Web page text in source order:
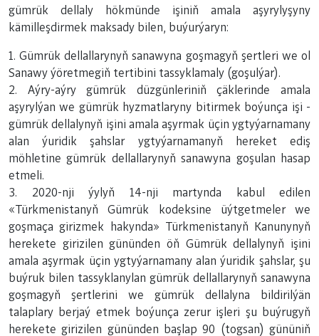
gümrük dellaly hökmünde işiniň amala aşyrylyşyny
kämilleşdirmek maksady bilen, buýurýaryn:
1. Gümrük dellallarynyň sanawyna goşmagyň şertleri we ol
Sanawy ýöretmegiň tertibini tassyklamaly (goşulýar).
2. Aýry-aýry gümrük düzgünleriniň çäklerinde amala
aşyrylýan we gümrük hyzmatlaryny bitirmek boýunça işi -
gümrük dellalynyň işini amala aşyrmak üçin ygtyýarnamany
alan ýuridik şahslar ygtyýarnamanyň hereket ediş
möhletine gümrük dellallarynyň sanawyna goşulan hasap
etmeli.
3. 2020-nji ýylyň 14-nji martynda kabul edilen
«Türkmenistanyň Gümrük kodeksine üýtgetmeler we
goşmaça girizmek hakynda» Türkmenistanyň Kanunynyň
herekete girizilen gününden öň Gümrük dellalynyň işini
amala aşyrmak üçin ygtyýarnamany alan ýuridik şahslar, şu
buýruk bilen tassyklanylan gümrük dellallarynyň sanawyna
goşmagyň şertlerini we gümrük dellalyna bildirilýän
talaplary berjaý etmek boýunça zerur işleri şu buýrugyň
herekete girizilen gününden başlap 90 (togsan) gününiň